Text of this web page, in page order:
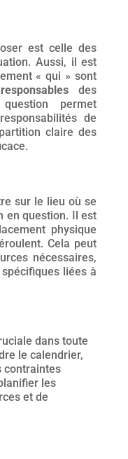
est celle des
Aussi, il est
« qui » sont
des
permet
de
claire des
sur le lieu où se
en question. Il est
physique
Cela peut
nécessaires,
liées à
dans toute
le calendrier,
contraintes
les
et de